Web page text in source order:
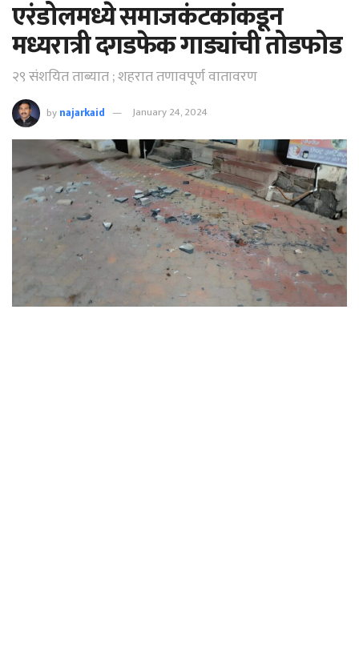
एरंडोलमध्ये समाजकंटकांकडून
मध्यरात्री दगडफेक गाड्यांची तोडफोड
२९ संशयित ताब्यात ; शहरात तणावपूर्ण वातावरण
bynajarkaid January 24, 2024